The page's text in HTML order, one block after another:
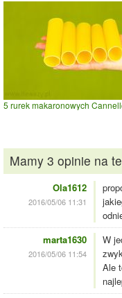
5 rurek makaronowych
Mamy 3 opinie na
Ola1612
2016/05/06 11:31
marta1630
2016/05/06 11:54
W
Ale